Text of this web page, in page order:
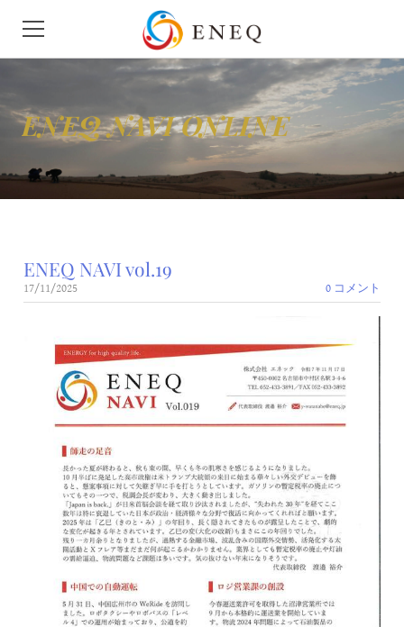
ENEQ NAVI ONLINE
ENEQ NAVI vol.19
17/11/2025 0 コメント
会社概要
ニュース
がす
モビリティ
地下タンク漏洩検査